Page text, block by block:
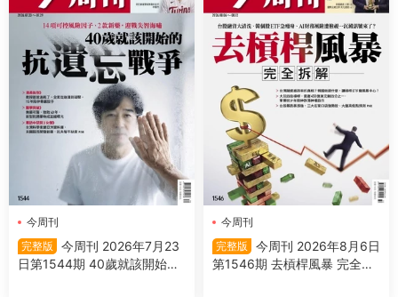
今周刊
完整版
今周刊 2026年7月23
日第1544期 40歲就該開始的
今周刊
完整版
今周刊 2026年8月6日
第1546期 去槓桿風暴 完全拆